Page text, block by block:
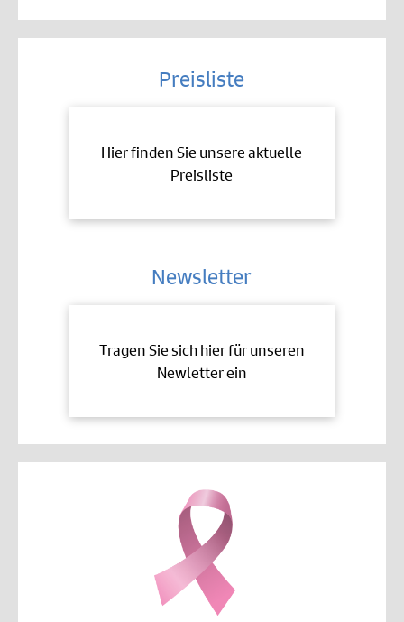
Preisliste
Hier finden Sie unsere aktuelle
Preisliste
Newsletter
Tragen Sie sich hier für unseren
Newletter ein